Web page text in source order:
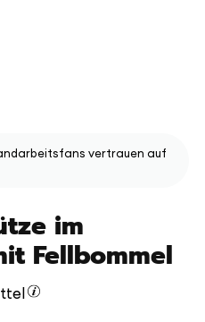
vertrauen auf
im
Fellbommel